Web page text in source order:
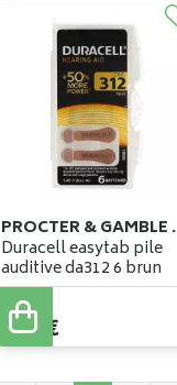
Duracell easytab pile
auditive da312 6 brun
9,65 €